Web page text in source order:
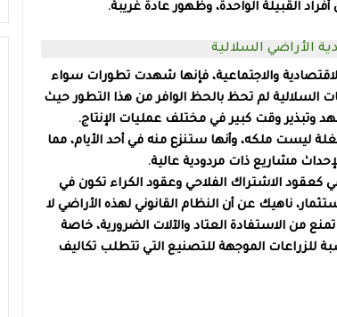
القبيلة الواحدة، وظهور عادة غريبة.
الأراضي السلالية
والاجتماعية، فإنها شهدت تطورات سواء
السلالية لم تحظ بالحظ الوافر من هذا التطور حيث
وتبذير وقت كبير في مختلف عمليات الإنتاج.
ليست ملكه، وأنها ستنزع منه في أحد الأيام، مما
مشاريع ذات مردودية عالية.
كعقود الاشتراك الفلاحي وعقود الكراء تكون في
ناهيك عن أن النظام القانوني لهذه الأراضي لا
من الاستفادة العتاد والآلات الضرورية، خاصة
للزراعات الموجهة للتصنيع التي تتطلب تكاليف